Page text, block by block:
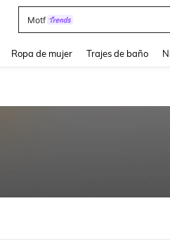
Motf
Ropa de mujer Trajes de baño